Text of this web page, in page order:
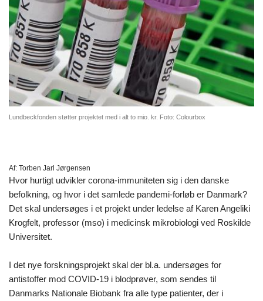
Lundbeckfonden støtter projektet med i alt to mio. kr. Foto: Colourbox
Af: Torben Jarl Jørgensen
Hvor hurtigt udvikler corona-immuniteten sig i den danske
befolkning, og hvor i det samlede pandemi-forløb er Danmark?
Det skal undersøges i et projekt under ledelse af Karen Angeliki
Krogfelt, professor (mso) i medicinsk mikrobiologi ved Roskilde
Universitet.
I det nye forskningsprojekt skal der bl.a. undersøges for
antistoffer mod COVID-19 i blodprøver, som sendes til
Danmarks Nationale Biobank fra alle type patienter, der i